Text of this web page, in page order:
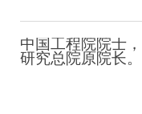
中国工程院院士，
研究总院原院长。